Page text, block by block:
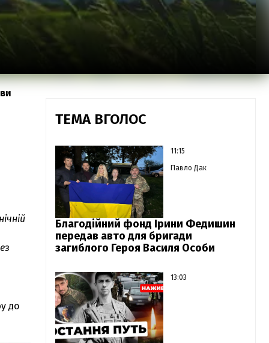
до
ТЕМА ВГОЛОС
11:15
Павло Дак
Благодійний фонд Ірини Федишин
передав авто для бригади
загиблого Героя Василя Особи
13:03